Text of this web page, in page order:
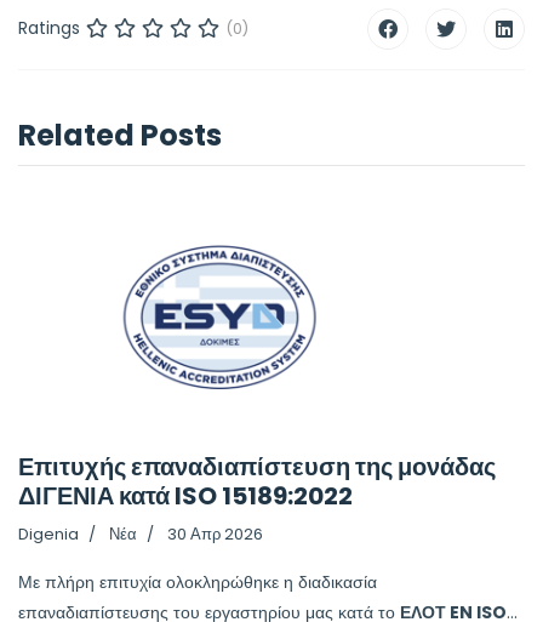
Ratings (0)
Related Posts
Επιτυχής επαναδιαπίστευση της μονάδας
ΔΙΓΕΝΙΑ κατά ISO 15189:2022
Digenia Νέα 30 Απρ 2026
Με πλήρη επιτυχία ολοκληρώθηκε η διαδικασία
επαναδιαπίστευσης του εργαστηρίου μας κατά το ΕΛΟΤ EN ISO...